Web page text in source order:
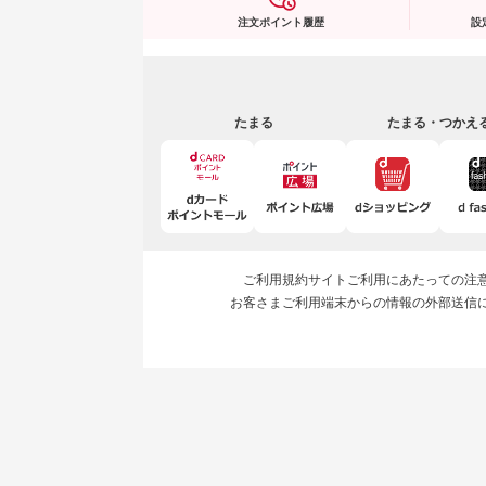
注文ポイント履歴 設
たまる たまる・つかえ
ご利用規約サイトご利用にあたっての注
お客さまご利用端末からの情報の外部送信